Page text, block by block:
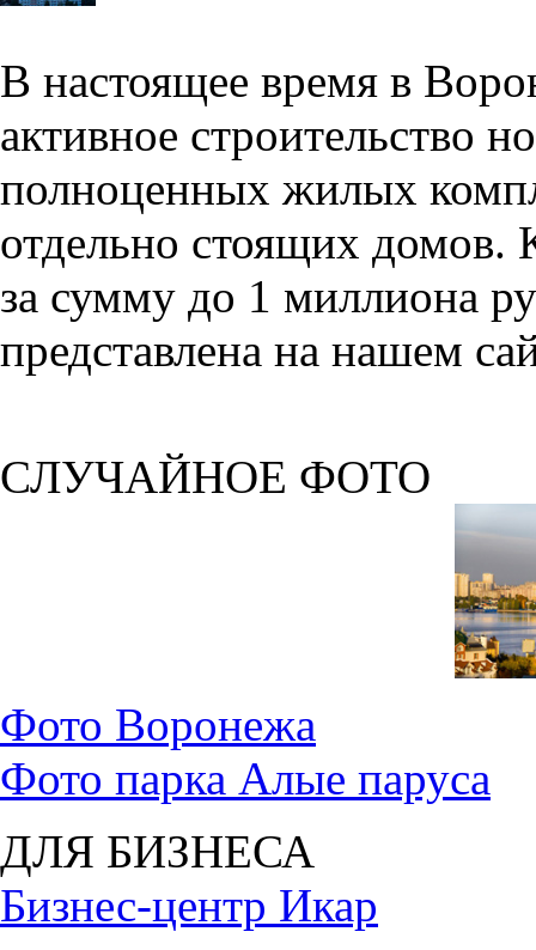
В настоящее время в
активное строительство
полноценных жилых
отдельно стоящих домов.
за сумму до 1 миллиона
представлена на нашем
СЛУЧАЙНОЕ ФОТО
Фото Воронежа
Фото парка Алые паруса
ДЛЯ БИЗНЕСА
Бизнес-центр Икар